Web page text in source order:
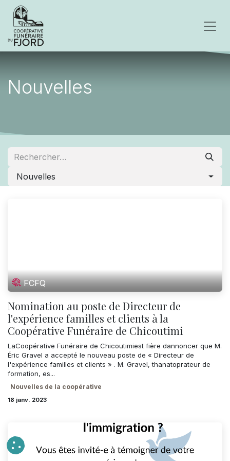
Nouvelles
Nouvelles
FCFQ
Nomination au poste de Directeur de
l'expérience familles et clients à la
Coopérative Funéraire de Chicoutimi
LaCoopérative Funéraire de Chicoutimiest fière dannoncer que M.
Éric Gravel a accepté le nouveau poste de « Directeur de
l'expérience familles et clients » . M. Gravel, thanatoprateur de
formation, es...
Nouvelles de la coopérative
18 janv. 2023